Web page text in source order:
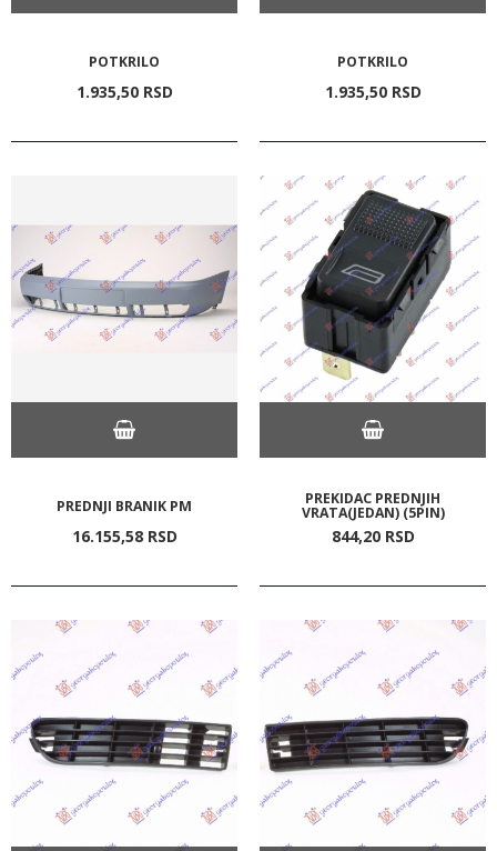
POTKRILO
1.935,50 RSD
POTKRILO
1.935,50 RSD
PREDNJI BRANIK PM
16.155,58 RSD
PREKIDAC PREDNJIH
VRATA(JEDAN) (5PIN)
844,20 RSD